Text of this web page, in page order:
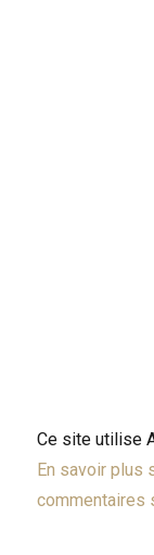
Ce site utilise
En savoir plus
commentaires